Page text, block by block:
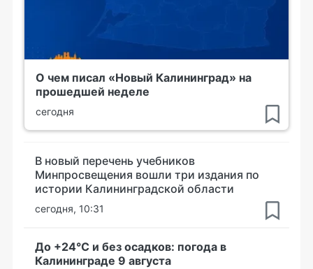
О чем писал «Новый Калининград» на
прошедшей неделе
сегодня
В новый перечень учебников
Минпросвещения вошли три издания по
истории Калининградской области
сегодня, 10:31
До +24°С и без осадков: погода в
Калининграде 9 августа